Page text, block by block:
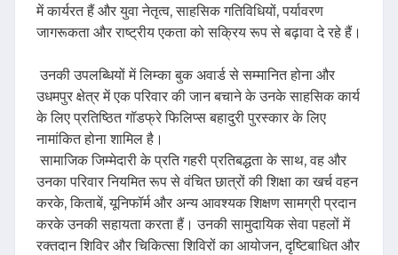
में कार्यरत हैं और युवा नेतृत्व, साहसिक गतिविधियों, पर्यावरण
जागरूकता और राष्ट्रीय एकता को सक्रिय रूप से बढ़ावा दे रहे हैं।
उनकी उपलब्धियों में लिम्का बुक अवार्ड से सम्मानित होना और
उधमपुर क्षेत्र में एक परिवार की जान बचाने के उनके साहसिक कार्य
के लिए प्रतिष्ठित गॉडफ्रे फिलिप्स बहादुरी पुरस्कार के लिए
नामांकित होना शामिल है।
सामाजिक जिम्मेदारी के प्रति गहरी प्रतिबद्धता के साथ, वह और
उनका परिवार नियमित रूप से वंचित छात्रों की शिक्षा का खर्च वहन
करके, किताबें, यूनिफॉर्म और अन्य आवश्यक शिक्षण सामग्री प्रदान
करके उनकी सहायता करता हैं। उनकी सामुदायिक सेवा पहलों में
रक्तदान शिविर और चिकित्सा शिविरों का आयोजन, दृष्टिबाधित और